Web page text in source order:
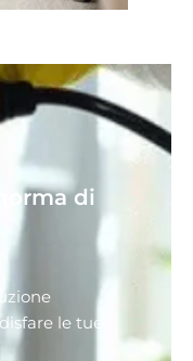
di
le tue